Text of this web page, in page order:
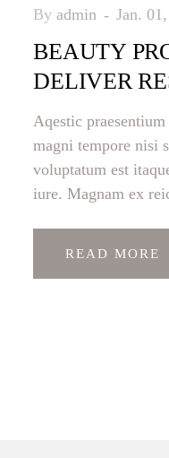
Byadmin Jan.
BEAUTY
DELIVER
Aqestic
magni tempore nisi
voluptatum est
iure. Magnam ex
READ MORE